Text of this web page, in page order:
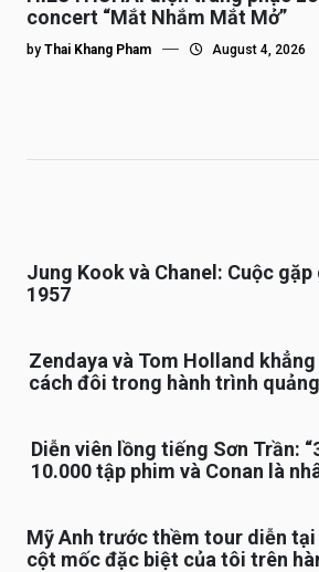
concert “Mắt Nhắm Mắt Mở”
by Thai Khang Pham August 4, 2026
Jung Kook và Chanel: Cuộc
1957
Zendaya và Tom Holland
cách đôi trong hành trình
Diễn viên lồng tiếng Sơn Trần:
10.000 tập phim và Conan là
Mỹ Anh trước thềm tour diễn tại
cột mốc đặc biệt của tôi trên